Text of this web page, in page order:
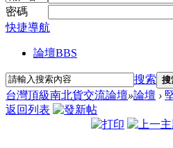
密碼
快捷導航
論壇BBS
搜索 搜
台灣頂級南北貨交流論壇»論壇 ›
返回列表